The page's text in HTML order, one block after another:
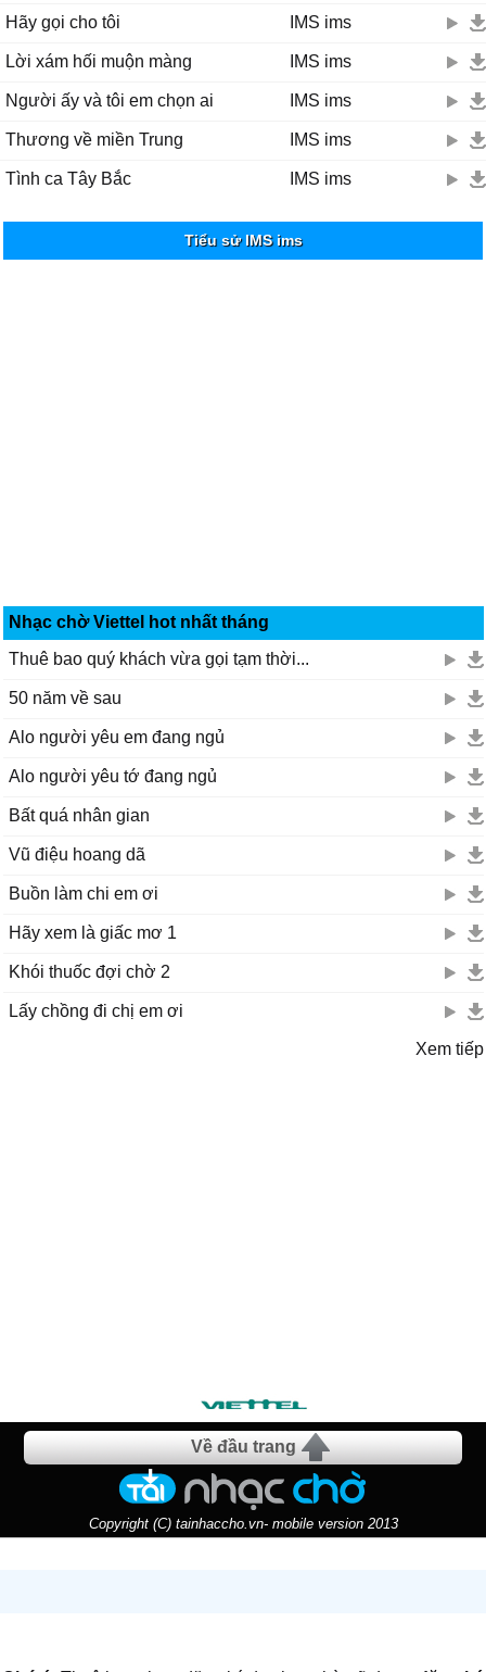
Hãy gọi cho tôi IMS ims
Lời xám hối muộn màng IMS ims
Người ấy và tôi em chọn ai IMS ims
Thương về miền Trung IMS ims
Tình ca Tây Bắc IMS ims
Tiểu sử IMS ims
Nhạc chờ Viettel hot nhất tháng
Thuê bao quý khách vừa gọi tạm thời...
50 năm về sau
Alo người yêu em đang ngủ
Alo người yêu tớ đang ngủ
Bất quá nhân gian
Vũ điệu hoang dã
Buồn làm chi em ơi
Hãy xem là giấc mơ 1
Khói thuốc đợi chờ 2
Lấy chồng đi chị em ơi
Xem tiếp
Về đầu trang
Copyright (C) tainhaccho.vn- mobile version 2013